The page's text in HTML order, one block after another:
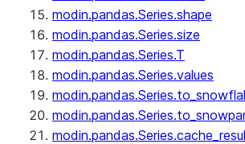
modin.pandas.Series.shape
modin.pandas.Series.size
modin.pandas.Series.T
modin.pandas.Series.values